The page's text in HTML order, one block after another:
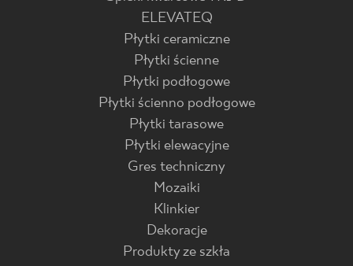
ELEVATEQ
Płytki ceramiczne
Płytki ścienne
Płytki podłogowe
Płytki ścienno podłogowe
Płytki tarasowe
Płytki elewacyjne
Gres techniczny
Mozaiki
Klinkier
Dekoracje
Produkty ze szkła